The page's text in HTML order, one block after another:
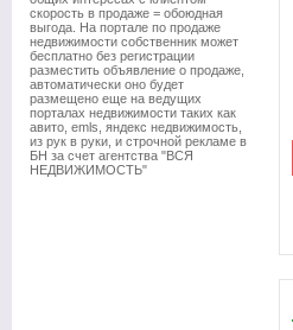
скорость в продаже = обоюдная
выгода. На портале по продаже
недвижимости собственник может
бесплатно без регистрации
разместить объявление о продаже,
автоматически оно будет
размещено еще на ведущих
порталах недвижимости таких как
авито, emls, яндекс недвижимость,
из рук в руки, и строчной рекламе в
БН за счет агентства "ВСЯ
НЕДВИЖИМОСТЬ"